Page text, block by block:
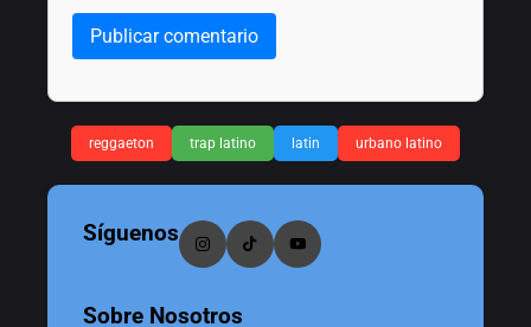
Publicar comentario
reggaeton trap latino latin urbano latino
Síguenos
Sobre Nosotros